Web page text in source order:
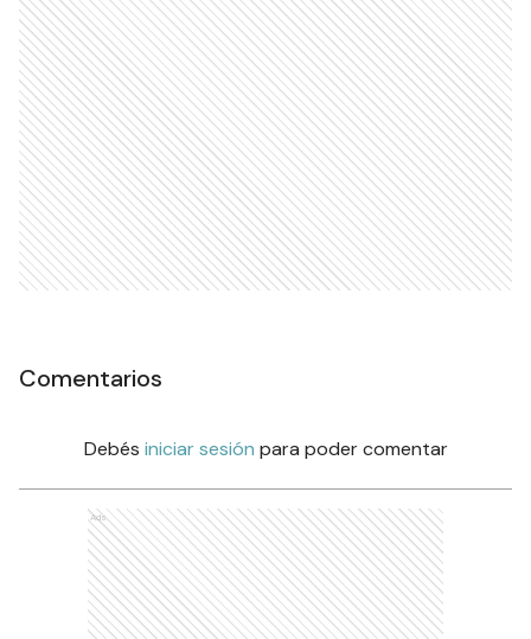
Comentarios
Debés iniciar sesión para poder comentar
Ads